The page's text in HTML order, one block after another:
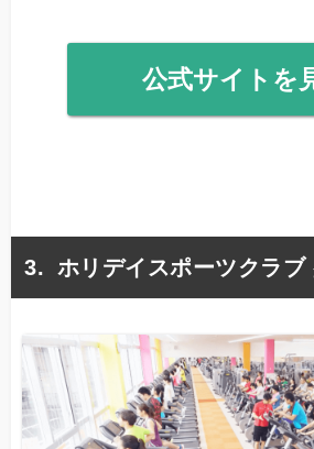
公式サイトを
ホリデイスポーツクラブ